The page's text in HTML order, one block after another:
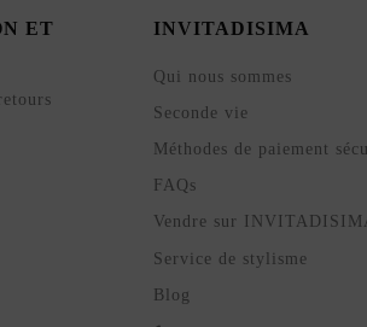
ET
INVITADISIMA
Qui nous sommes
Seconde vie
Méthodes de paiement
FAQs
Vendre sur
Service de stylisme
Blog